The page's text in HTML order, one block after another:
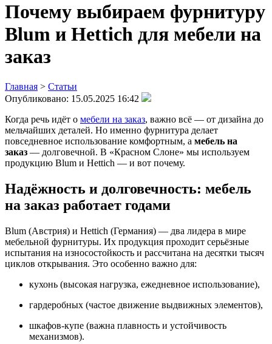
Почему выбираем фурнитуру
Blum и Hettich для мебели на
заказ
Главная > Статьи
Опубликовано: 15.05.2025 16:42
Когда речь идёт о мебели на заказ, важно всё — от дизайна до
мельчайших деталей. Но именно фурнитура делает
повседневное использование комфортным, а мебель на
заказ — долговечной. В «Красном Слоне» мы используем
продукцию Blum и Hettich — и вот почему.
Надёжность и долговечность: мебель
на заказ работает годами
Blum (Австрия) и Hettich (Германия) — два лидера в мире
мебельной фурнитуры. Их продукция проходит серьёзные
испытания на износостойкость и рассчитана на десятки тысяч
циклов открывания. Это особенно важно для:
кухонь (высокая нагрузка, ежедневное использование),
гардеробных (частое движение выдвижных элементов),
шкафов-купе (важна плавность и устойчивость
механизмов).